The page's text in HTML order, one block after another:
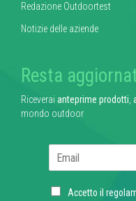
Redazione Outdoortest
Notizie delle aziende
Resta
Riceverai anteprime prodotti,
mondo outdoor
C
Accetto il